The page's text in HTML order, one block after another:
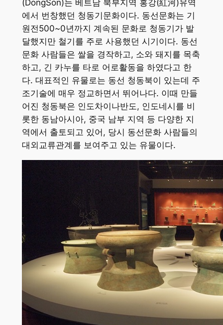
(DongSon)는 베트남 북부지역 홍강(紅河)유역
에서 번창했던 청동기문화이다. 동선문화는 기
원전500~0년까지 계속된 문화로 청동기가 발
달했지만 철기를 주로 사용했던 시기이다. 동선
문화 사람들은 쌀을 경작하고, 소와 돼지를 목축
하고, 긴 카누를 타로 어로활동을 하였다고 한
다. 대표적인 유물로는 동선 청동북이 있는데 주
조기술에 매우 정교하면서 뛰어나다. 이때 만들
어진 청동북은 인도차이나반도, 인도네시를 비
롯한 동남아시아, 중국 남부 지역 등 다양한 지
역에서 출토되고 있어, 당시 동선문화 사람들의
대외교류관계를 보여주고 있는 유물이다.